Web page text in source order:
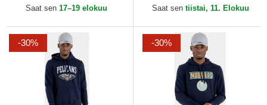
Blazers NBA New Era
Saat sen 17–19 elokuu
Trail Blazers NBA...
Saat sen tiistai, 11. Elokuu
-30% -30%